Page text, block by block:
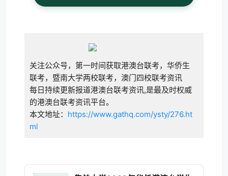
关注公众号，第一时间获取港澳台联考，华侨生
联考，暨南大学两校联考，澳门四校联考资讯
每日持续更新报道港澳台联考资讯,是最及时权威
的港澳台联考资讯平台。
本文地址： https://www.gathq.com/ysty/276.ht
ml